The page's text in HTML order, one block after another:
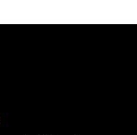
des redevances